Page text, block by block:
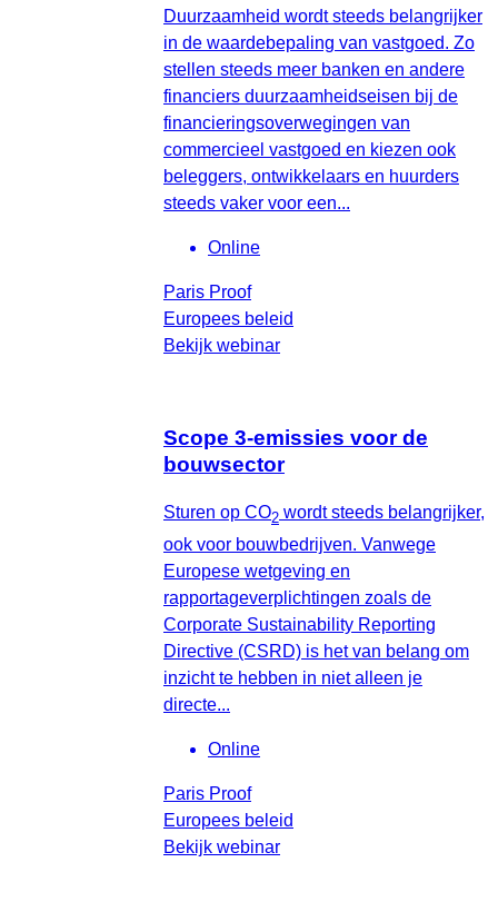
Duurzaamheid wordt steeds belangrijker
in de waardebepaling van vastgoed. Zo
stellen steeds meer banken en andere
financiers duurzaamheidseisen bij de
financieringsoverwegingen van
commercieel vastgoed en kiezen ook
beleggers, ontwikkelaars en huurders
steeds vaker voor een...
Online
Paris Proof
Europees beleid
Bekijk webinar
Scope 3-emissies voor de
bouwsector
Sturen op CO2 wordt steeds belangrijker,
ook voor bouwbedrijven. Vanwege
Europese wetgeving en
rapportageverplichtingen zoals de
Corporate Sustainability Reporting
Directive (CSRD) is het van belang om
inzicht te hebben in niet alleen je
directe...
Online
Paris Proof
Europees beleid
Bekijk webinar